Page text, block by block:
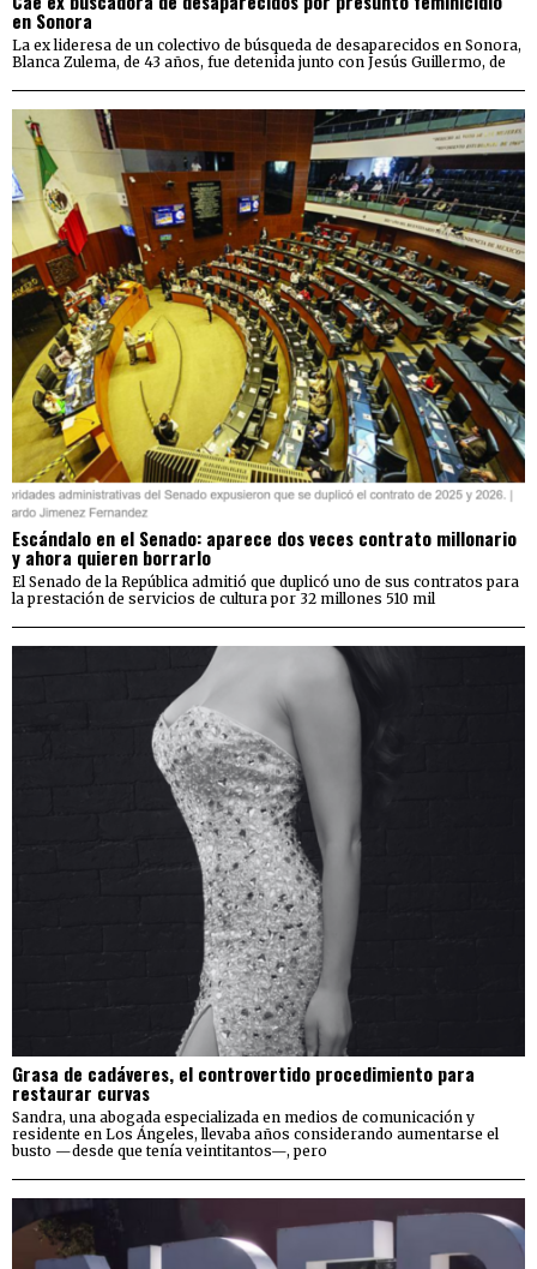
en Sonora
La ex lideresa de un colectivo de búsqueda de desaparecidos en Sonora,
Blanca Zulema, de 43 años, fue detenida junto con Jesús Guillermo, de
Escándalo en el Senado: aparece dos veces contrato millonario
y ahora quieren borrarlo
El Senado de la República admitió que duplicó uno de sus contratos para
la prestación de servicios de cultura por 32 millones 510 mil
Grasa de cadáveres, el controvertido procedimiento para
restaurar curvas
Sandra, una abogada especializada en medios de comunicación y
residente en Los Ángeles, llevaba años considerando aumentarse el
busto —desde que tenía veintitantos—, pero